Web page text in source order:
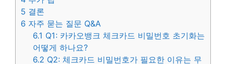
5 결론
6 자주 묻는 질문 Q&A
6.1 Q1: 카카오뱅크 체크카드 비밀번호 초기화는
어떻게 하나요?
6.2 Q2: 체크카드 비밀번호가 필요한 이유는 무